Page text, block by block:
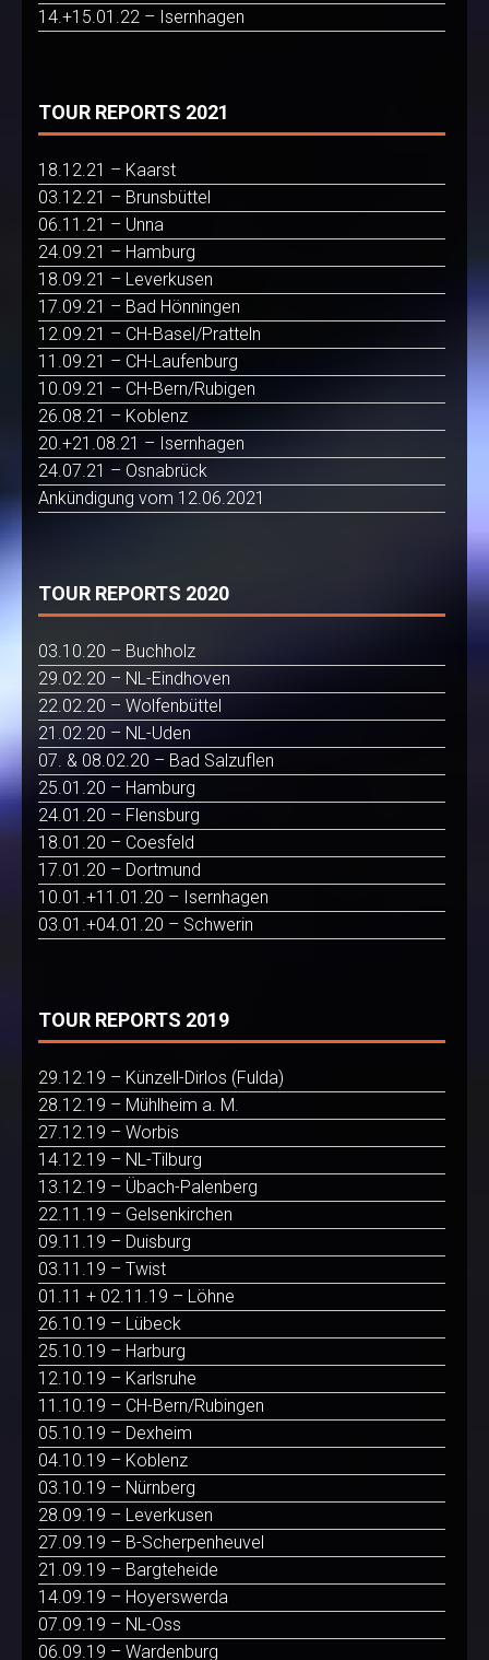
14.+15.01.22 – Isernhagen
TOUR REPORTS 2021
18.12.21 – Kaarst
03.12.21 – Brunsbüttel
06.11.21 – Unna
24.09.21 – Hamburg
18.09.21 – Leverkusen
17.09.21 – Bad Hönningen
12.09.21 – CH-Basel/Pratteln
11.09.21 – CH-Laufenburg
10.09.21 – CH-Bern/Rubigen
26.08.21 – Koblenz
20.+21.08.21 – Isernhagen
24.07.21 – Osnabrück
Ankündigung vom 12.06.2021
TOUR REPORTS 2020
03.10.20 – Buchholz
29.02.20 – NL-Eindhoven
22.02.20 – Wolfenbüttel
21.02.20 – NL-Uden
07. & 08.02.20 – Bad Salzuflen
25.01.20 – Hamburg
24.01.20 – Flensburg
18.01.20 – Coesfeld
17.01.20 – Dortmund
10.01.+11.01.20 – Isernhagen
03.01.+04.01.20 – Schwerin
TOUR REPORTS 2019
29.12.19 – Künzell-Dirlos (Fulda)
28.12.19 – Mühlheim a. M.
27.12.19 – Worbis
14.12.19 – NL-Tilburg
13.12.19 – Übach-Palenberg
22.11.19 – Gelsenkirchen
09.11.19 – Duisburg
03.11.19 – Twist
01.11 + 02.11.19 – Löhne
26.10.19 – Lübeck
25.10.19 – Harburg
12.10.19 – Karlsruhe
11.10.19 – CH-Bern/Rubingen
05.10.19 – Dexheim
04.10.19 – Koblenz
03.10.19 – Nürnberg
28.09.19 – Leverkusen
27.09.19 – B-Scherpenheuvel
21.09.19 – Bargteheide
14.09.19 – Hoyerswerda
07.09.19 – NL-Oss
06.09.19 – Wardenburg